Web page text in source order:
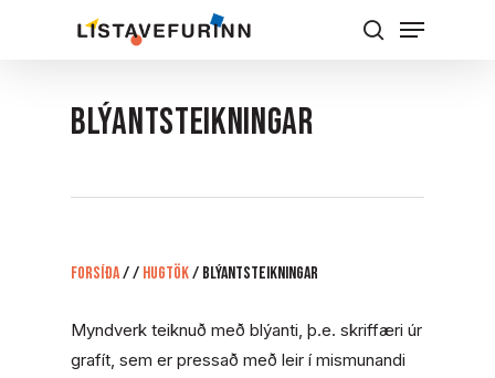
Menu
Blýantsteikningar
Forsíða// Hugtök/ Blýantsteikningar
Myndverk teiknuð með blýanti, þ.e. skriffæri úr
grafít, sem er pressað með leir í mismunandi